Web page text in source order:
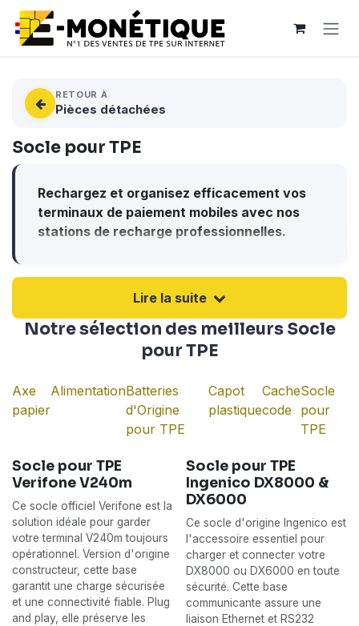
Se rendre au contenu
RETOUR À
Pièces détachées
Socle pour TPE
Rechargez et organisez efficacement vos
terminaux de paiement mobiles avec nos
stations de recharge professionnelles.
d'accueil compatibles avec les principales
Technology. Que vous recherchiez un simple
support de recharge ou une station
trouvez la solution adaptée pour maintenir vos
TPE toujours opérationnels.
Notre sélection des meilleursSocle
pour TPE
Lire la suite
Axe
papier
AlimentationBatteries
d'Origine
pour TPE
Capot
plastique
Cache
code
Socle
pour
TPE
Socle pour TPE
Verifone V240m
Ce socle officiel Verifone est la
solution idéale pour garder
votre terminal V240m toujours
opérationnel. Version d'origine
constructeur, cette base
garantit une charge sécurisée
et une connectivité fiable. Plug
and play, elle préserve les
Socle pour TPE
Ingenico DX8000 &
DX6000
Ce socle d'origine Ingenico est
l'accessoire essentiel pour
charger et connecter votre
DX8000 ou DX6000 en toute
sécurité. Cette base
communicante assure une
liaison Ethernet et RS232